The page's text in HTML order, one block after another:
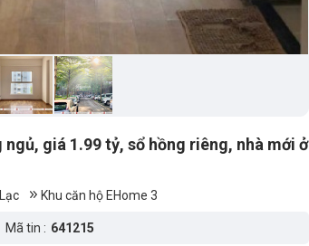
ngủ, giá 1.99 tỷ, sổ hồng riêng, nhà mới ở
Khu căn hộ EHome 3
Mã tin : 641215